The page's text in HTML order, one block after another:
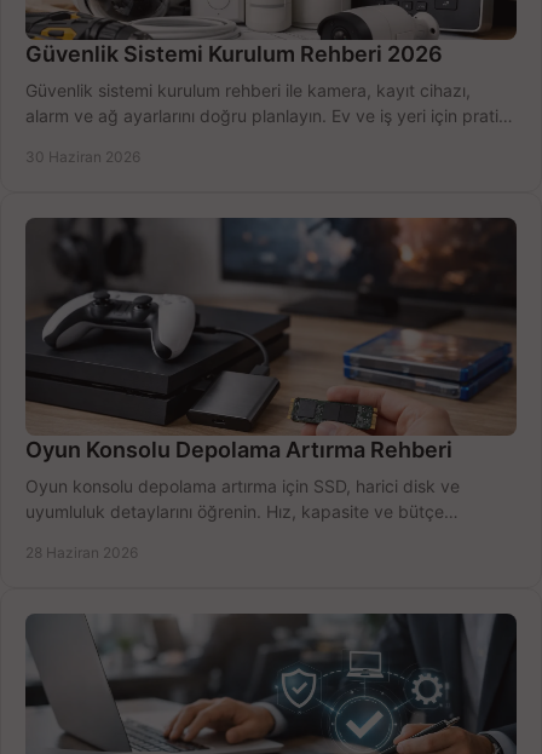
Güvenlik Sistemi Kurulum Rehberi 2026
Güvenlik sistemi kurulum rehberi ile kamera, kayıt cihazı,
alarm ve ağ ayarlarını doğru planlayın. Ev ve iş yeri için pratik
30 Haziran 2026
Oyun Konsolu Depolama Artırma Rehberi
Oyun konsolu depolama artırma için SSD, harici disk ve
uyumluluk detaylarını öğrenin. Hız, kapasite ve bütçe
28 Haziran 2026